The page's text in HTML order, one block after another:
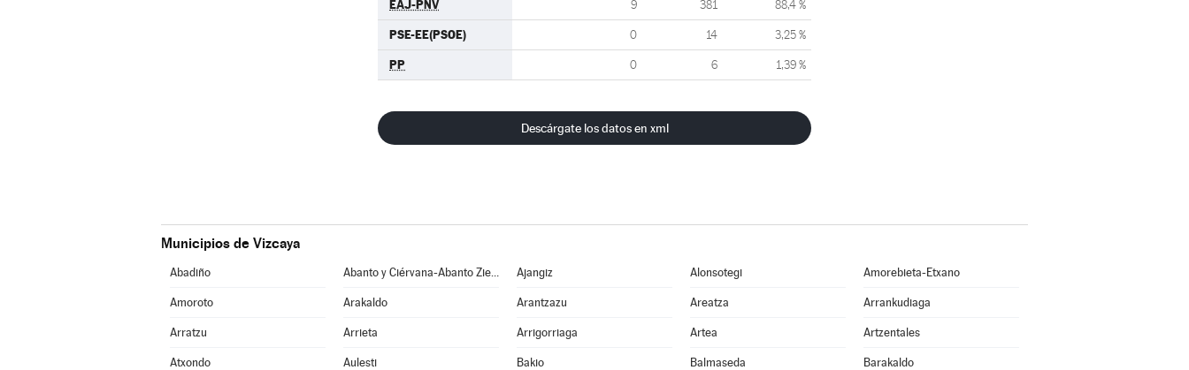
EAJ-PNV 9 381 88,4 %
PSE-EE(PSOE) 0 14 3,25 %
PP 0 6 1,39 %
Descárgate los datos en xml
Municipios de Vizcaya
Abadiño Abanto y Ciérvana-Abanto Zierbena Ajangiz Alonsotegi Amorebieta-Etxano
Amoroto Arakaldo Arantzazu Areatza Arrankudiaga
Arratzu Arrieta Arrigorriaga Artea Artzentales
Atxondo Aulesti Bakio Balmaseda Barakaldo